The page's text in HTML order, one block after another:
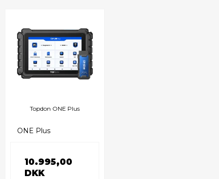
Topdon ONE Plus
ONE Plus
10.995,00
DKK